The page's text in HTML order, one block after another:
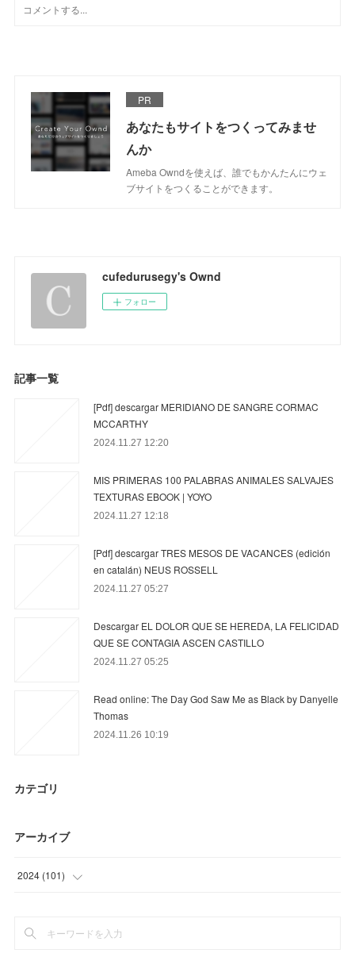
PR
あなたもサイトをつくってみませ
んか
Ameba Owndを使えば、誰でもかんたんにウェ
ブサイトをつくることができます。
cufedurusegy's Ownd
フォロー
記事一覧
[Pdf] descargar MERIDIANO DE SANGRE CORMAC
MCCARTHY
2024.11.27 12:20
MIS PRIMERAS 100 PALABRAS ANIMALES SALVAJES
TEXTURAS EBOOK | YOYO
2024.11.27 12:18
[Pdf] descargar TRES MESOS DE VACANCES (edición
en catalán) NEUS ROSSELL
2024.11.27 05:27
Descargar EL DOLOR QUE SE HEREDA, LA FELICIDAD
QUE SE CONTAGIA ASCEN CASTILLO
2024.11.27 05:25
Read online: The Day God Saw Me as Black by Danyelle
Thomas
2024.11.26 10:19
カテゴリ
アーカイブ
2024 (101)